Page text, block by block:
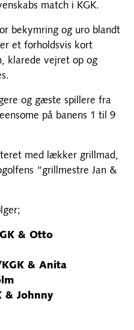
match i KGK.
bekymring og uro blandt
et forholdsvis kort
klarede vejret op og
og gæste spillere fra
på banens 1 til 9
med lækker grillmad,
“grillmestre Jan &
& Otto
& Anita
& Johnny